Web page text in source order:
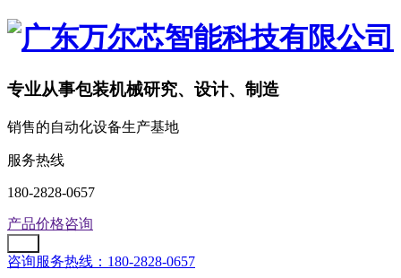
专业从事包装机械研究、设计、制造
销售的自动化设备生产基地
服务热线
180-2828-0657
产品价格咨询
咨询服务热线：180-2828-0657